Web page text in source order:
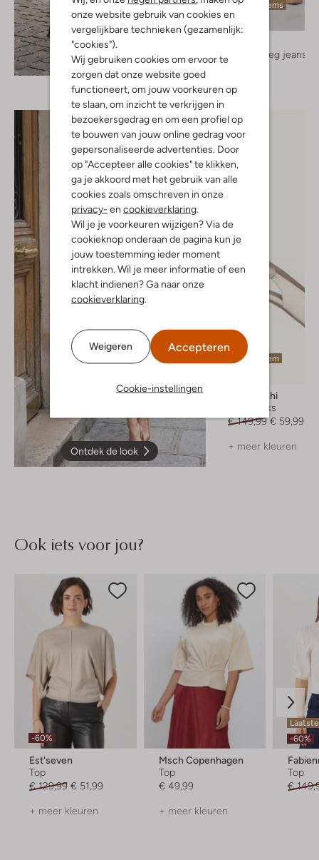
onze website gebruik van cookies en
vergelijkbare technieken (gezamenlijk:
"cookies").
Wij gebruiken cookies om ervoor te
zorgen dat onze website goed
functioneert, om jouw voorkeuren op
te slaan, om inzicht te verkrijgen in
bezoekersgedrag en om een profiel op
te bouwen van jouw online gedrag voor
gepersonaliseerde advertenties. Door
op "Accepteer alle cookies" te klikken,
ga je akkoord met het gebruik van alle
cookies zoals omschreven in onze
privacy- en cookieverklaring
Wil je je voorkeuren wijzigen? Via de
cookieknop onderaan de pagina kun je
jouw toestemming ieder moment
intrekken. Wil je meer informatie of een
klacht indienen? Ga naar onze
cookieverklaring
Weigeren Accepteren
Cookie-instellingen
Ontdek de look
Laatste items
Straight leg jeans
Ontdek de look
Laatste item
Lina Locchi
Slingbacks
€ 149,99 € 59,99
+ meer kleuren
Ook iets voor jou?
-60%
Est'seven
Top
€ 129,99 € 51,99
+ meer kleuren
Msch Copenhagen
Top
€ 49,99
+ meer kleuren
-60%
Top
€